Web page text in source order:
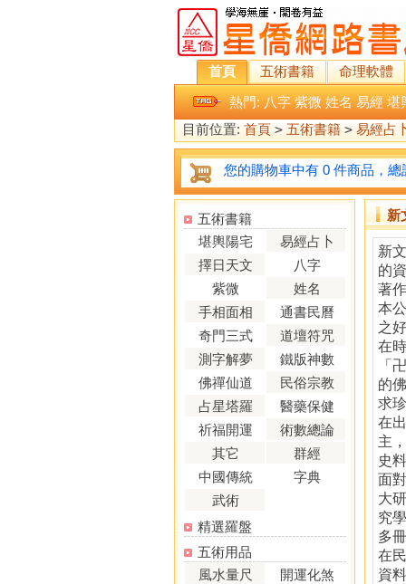
首頁 五術書籍
命理軟體
熱門: 八字 紫微 姓名 易經 堪
目前位置: 首頁 > 五術書籍 > 易經占
您的購物車中有 0 件商品，
五術書籍
堪輿陽宅
易經占卜
擇日天文
八字
紫微
姓名
手相面相
通書民曆
奇門三式
道壇符咒
測字解夢
鐵版神數
佛禪仙道
民俗宗教
占星塔羅
醫藥保健
祈福開運
術數總論
其它
群經
中國傳統
字典
武術
精選羅盤
五術用品
風水量尺
開運化煞
新
新
的
著
本
之
在
「
的
求
在
主
史
面
大
究
多
在
資